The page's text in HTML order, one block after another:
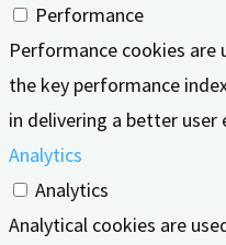
Performance
Performance cookies are
the key performance
in delivering a better
Analytics
Analytics
Analytical cookies are